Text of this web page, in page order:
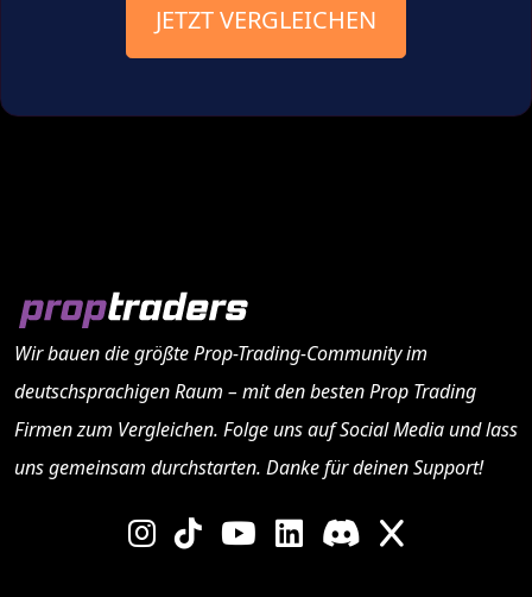
JETZT VERGLEICHEN
Wir bauen die größte Prop-Trading-Community im
deutschsprachigen Raum – mit den bestenProp Trading
Firmenzum Vergleichen. Folge uns auf Social Media und lass
uns gemeinsam durchstarten. Danke für deinen Support!